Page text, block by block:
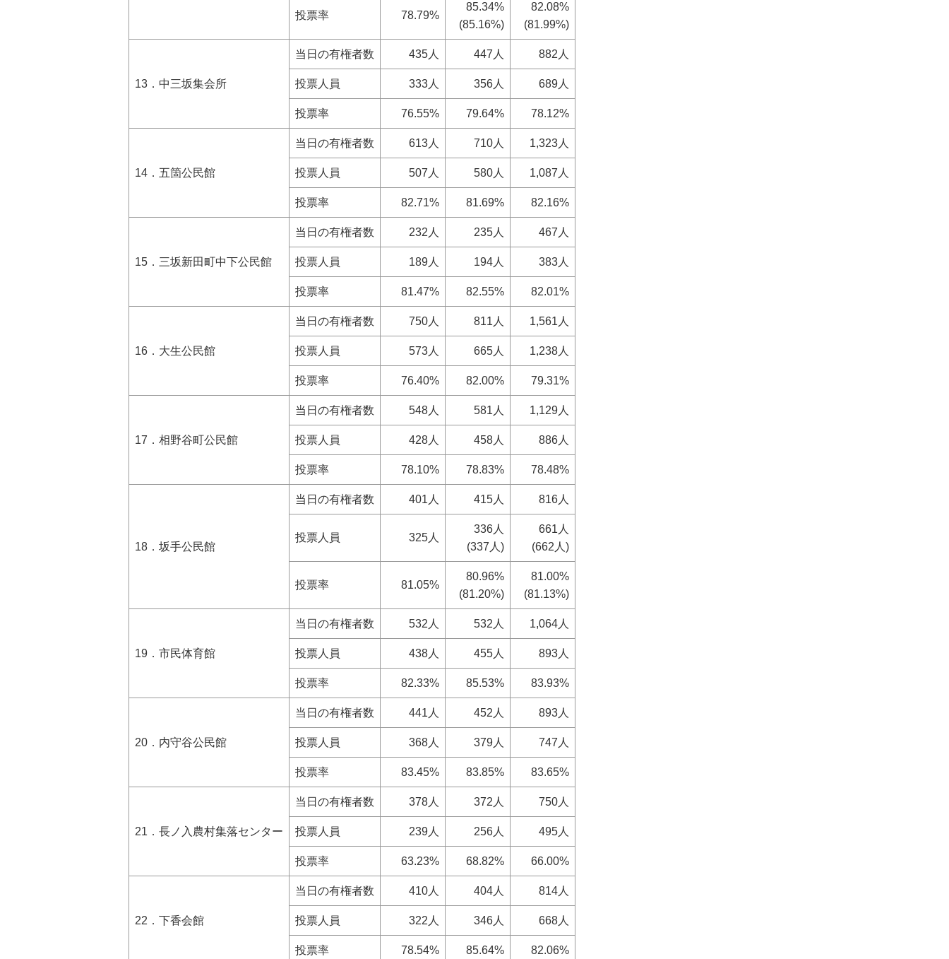
投票率 78.79%
85.34%
(85.16%)
82.08%
(81.99%)
13．中三坂集会所
当日の有権者数 435人 447人 882人
投票人員 333人 356人 689人
投票率 76.55% 79.64% 78.12%
14．五箇公民館
当日の有権者数 613人 710人 1,323人
投票人員 507人 580人 1,087人
投票率 82.71% 81.69% 82.16%
15．三坂新田町中下公民館
当日の有権者数 232人 235人 467人
投票人員 189人 194人 383人
投票率 81.47% 82.55% 82.01%
16．大生公民館
当日の有権者数 750人 811人 1,561人
投票人員 573人 665人 1,238人
投票率 76.40% 82.00% 79.31%
17．相野谷町公民館
当日の有権者数 548人 581人 1,129人
投票人員 428人 458人 886人
投票率 78.10% 78.83% 78.48%
18．坂手公民館
当日の有権者数 401人 415人 816人
投票人員 325人
336人
(337人)
661人
(662人)
投票率 81.05%
80.96%
(81.20%)
81.00%
(81.13%)
19．市民体育館
当日の有権者数 532人 532人 1,064人
投票人員 438人 455人 893人
投票率 82.33% 85.53% 83.93%
20．内守谷公民館
当日の有権者数 441人 452人 893人
投票人員 368人 379人 747人
投票率 83.45% 83.85% 83.65%
21．長ノ入農村集落センター
当日の有権者数 378人 372人 750人
投票人員 239人 256人 495人
投票率 63.23% 68.82% 66.00%
22．下香会館
当日の有権者数 410人 404人 814人
投票人員 322人 346人 668人
投票率 78.54% 85.64% 82.06%